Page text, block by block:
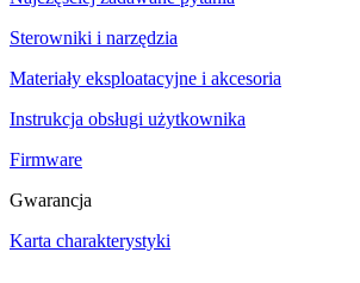
Sterowniki i narzędzia
Materiały eksploatacyjne i akcesoria
Instrukcja obsługi użytkownika
Firmware
Gwarancja
Karta charakterystyki